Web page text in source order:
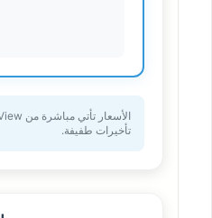
تأخيرات طفيفة.